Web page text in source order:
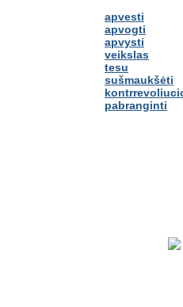
apvesti
apvogti
apvysti
veikslas
tesu
sušmaukšėti
pabranginti